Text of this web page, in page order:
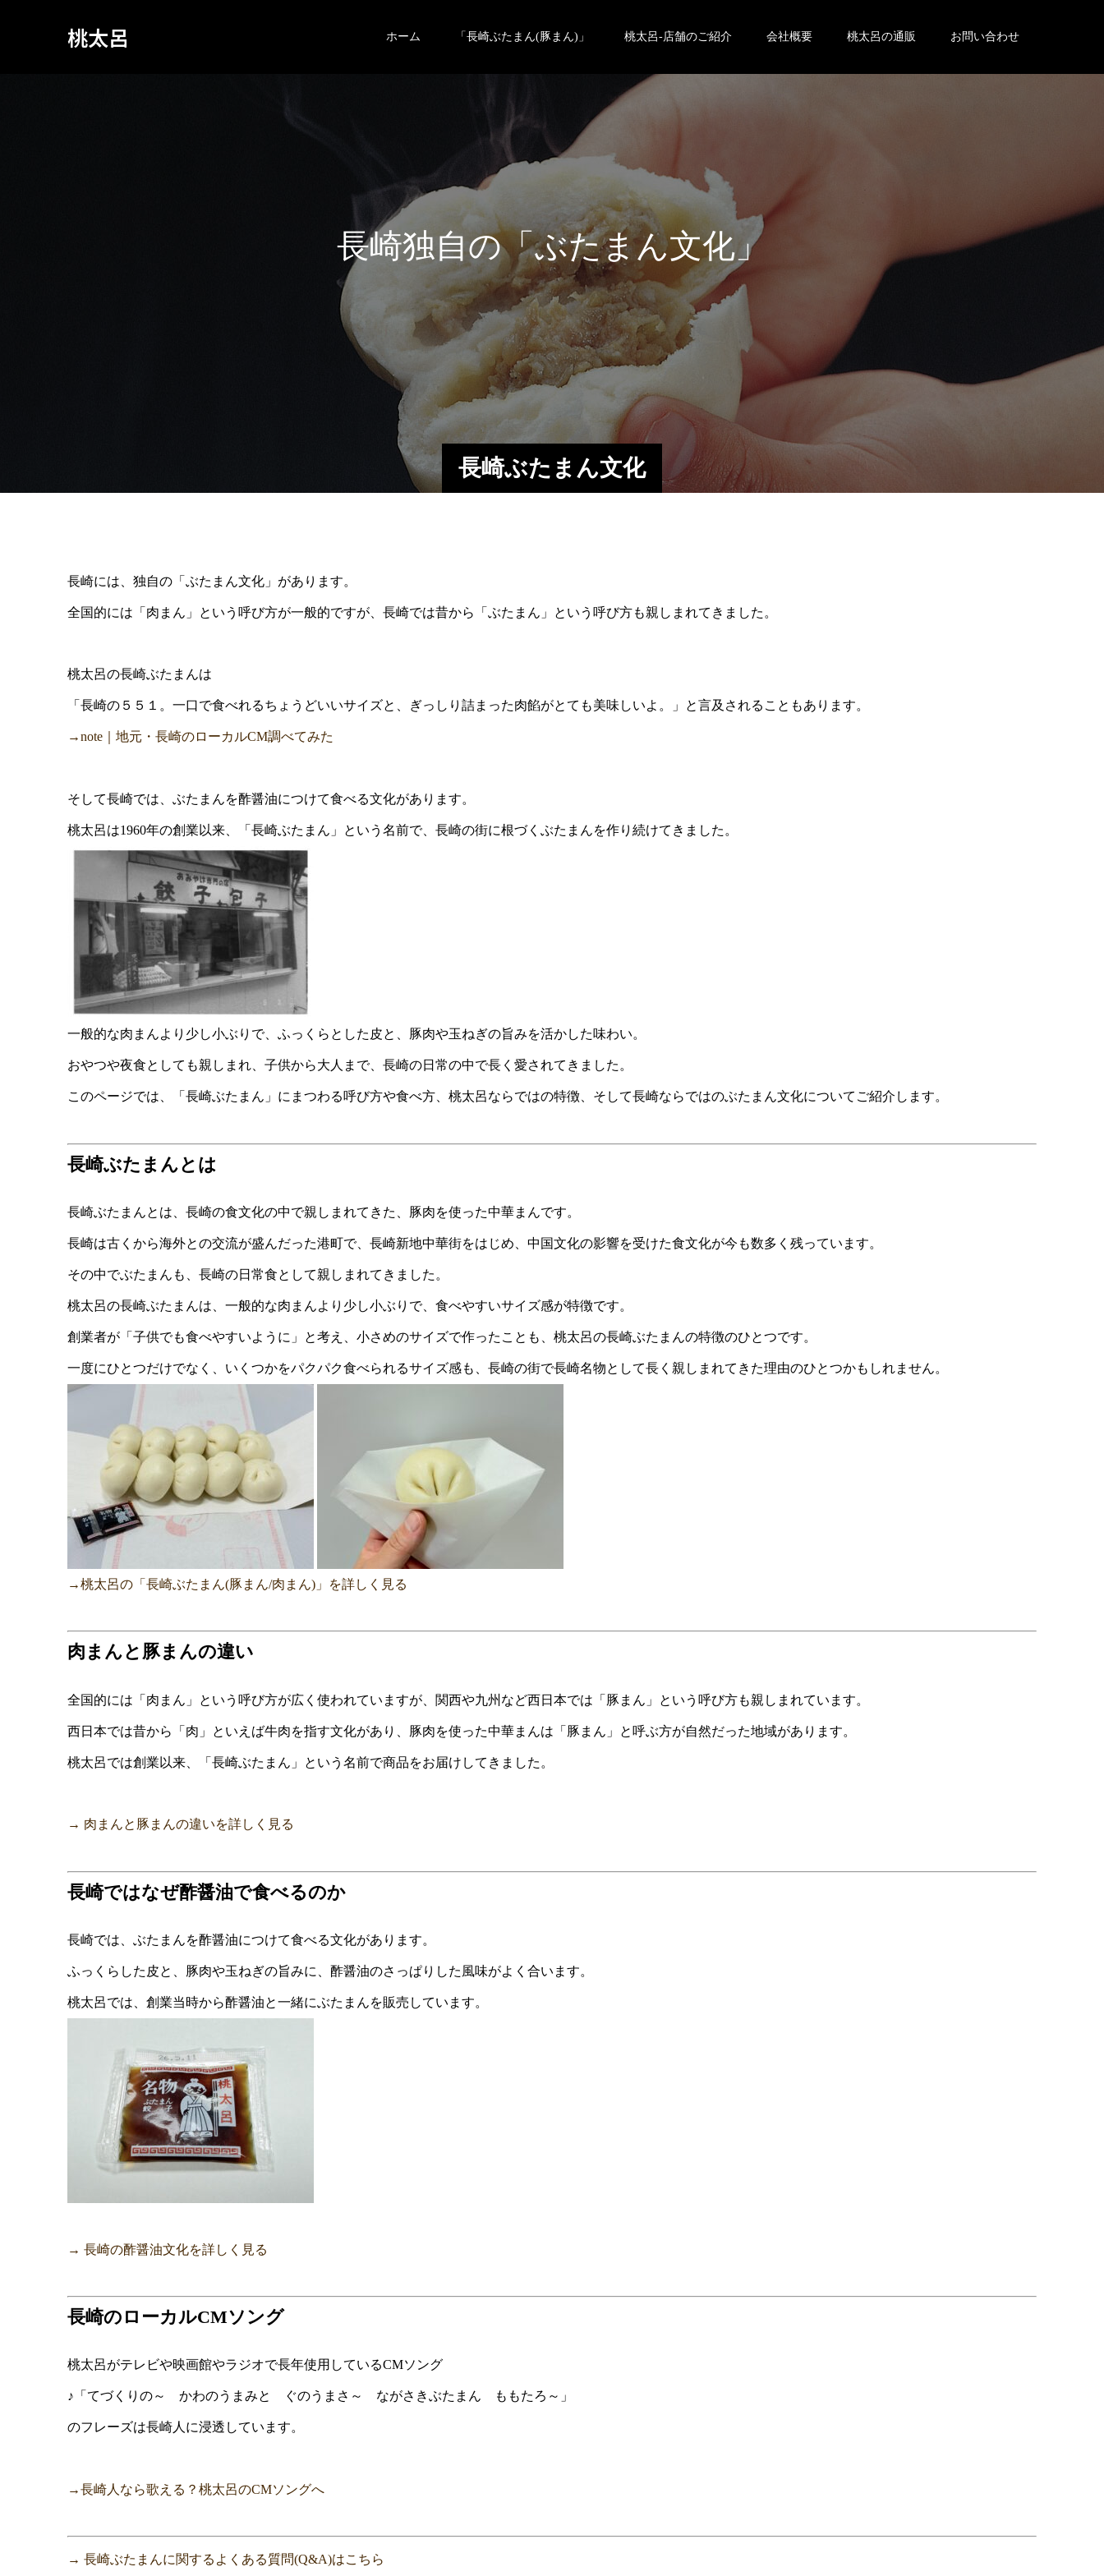
桃太呂 ホーム 「長崎ぶたまん(豚まん)」 桃太呂-店舗のご紹介 会社概要 桃太呂の通販 お問い合わせ
長崎ぶたまん文化
の「ぶたまん文化」と、酢醤油 り
長崎には、独自の「ぶたまん文化」があります。
全国的には「肉まん」という呼び方が一般的ですが、長崎では昔から「ぶたまん」という呼び方も親しまれてきました。
桃太呂の長崎ぶたまんは
「長崎の５５１。一口で食べれるちょうどいいサイズと、ぎっしり詰まった肉餡がとても美味しいよ。」と言及されることもあります。
→note｜地元・長崎のローカルCM調べてみた
そして長崎では、ぶたまんを酢醤油につけて食べる文化があります。
桃太呂は1960年の創業以来、「長崎ぶたまん」という名前で、長崎の街に根づくぶたまんを作り続けてきました。
一般的な肉まんより少し小ぶりで、ふっくらとした皮と、豚肉や玉ねぎの旨みを活かした味わい。
おやつや夜食としても親しまれ、子供から大人まで、長崎の日常の中で長く愛されてきました。
このページでは、「長崎ぶたまん」にまつわる呼び方や食べ方、桃太呂ならではの特徴、そして長崎ならではのぶたまん文化についてご紹介します。
長崎ぶたまんとは
長崎ぶたまんとは、長崎の食文化の中で親しまれてきた、豚肉を使った中華まんです。
長崎は古くから海外との交流が盛んだった港町で、長崎新地中華街をはじめ、中国文化の影響を受けた食文化が今も数多く残っています。
その中でぶたまんも、長崎の日常食として親しまれてきました。
桃太呂の長崎ぶたまんは、一般的な肉まんより少し小ぶりで、食べやすいサイズ感が特徴です。
創業者が「子供でも食べやすいように」と考え、小さめのサイズで作ったことも、桃太呂の長崎ぶたまんの特徴のひとつです。
一度にひとつだけでなく、いくつかをパクパク食べられるサイズ感も、長崎の街で長崎名物として長く親しまれてきた理由のひとつかもしれません。
→桃太呂の「長崎ぶたまん(豚まん/肉まん)」を詳しく見る
肉まんと豚まんの違い
全国的には「肉まん」という呼び方が広く使われていますが、関西や九州など西日本では「豚まん」という呼び方も親しまれています。
西日本では昔から「肉」といえば牛肉を指す文化があり、豚肉を使った中華まんは「豚まん」と呼ぶ方が自然だった地域があります。
桃太呂では創業以来、「長崎ぶたまん」という名前で商品をお届けしてきました。
→ 肉まんと豚まんの違いを詳しく見る
長崎ではなぜ酢醤油で食べるのか
長崎では、ぶたまんを酢醤油につけて食べる文化があります。
ふっくらした皮と、豚肉や玉ねぎの旨みに、酢醤油のさっぱりした風味がよく合います。
桃太呂では、創業当時から酢醤油と一緒にぶたまんを販売しています。
→ 長崎の酢醤油文化を詳しく見る
長崎のローカルCMソング
桃太呂がテレビや映画館やラジオで長年使用しているCMソング
♪「てづくりの～ かわのうまみと ぐのうまさ～ ながさきぶたまん ももたろ～」
のフレーズは長崎人に浸透しています。
→長崎人なら歌える？桃太呂のCMソングへ
→ 長崎ぶたまんに関するよくある質問(Q&A)はこちら